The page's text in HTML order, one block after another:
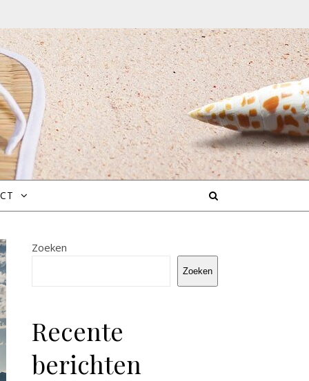
Zoeken
Zoeken
Recente
berichten